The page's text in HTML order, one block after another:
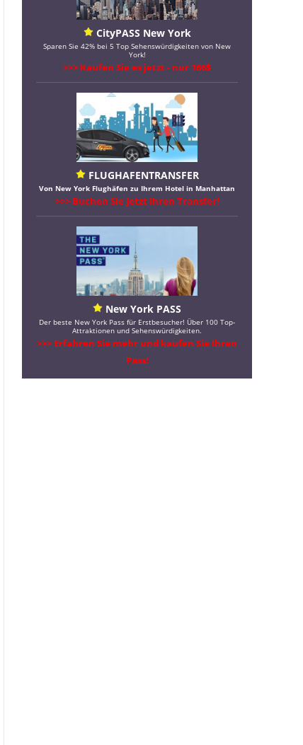
CityPASS New York
Sparen Sie 42% bei 5 Top Sehenswürdigkeiten von New
York!
>>> Kaufen Sie es jetzt - nur 166$
FLUGHAFENTRANSFER
Von New York Flughäfen zu Ihrem Hotel in Manhattan
>>> Buchen Sie Jetzt Ihren Transfer!
New York PASS
Der beste New York Pass für Erstbesucher! Über 100 Top-
Attraktionen und Sehenswürdigkeiten.
>>> Erfahren Sie mehr und kaufen Sie Ihren
Pass!